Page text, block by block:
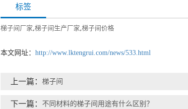
标签
梯子间厂家,梯子间生产厂家,梯子间价格
本文网址： http://www.lktengrui.com/news/533.html
上一篇： 梯子间
下一篇： 不同材料的梯子间用途有什么区别？